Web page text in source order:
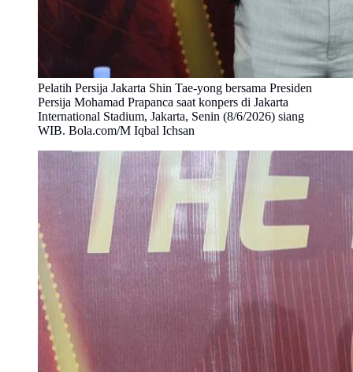
Pelatih Persija Jakarta Shin Tae-yong bersama Presiden
Persija Mohamad Prapanca saat konpers di Jakarta
International Stadium, Jakarta, Senin (8/6/2026) siang
WIB. Bola.com/M Iqbal Ichsan